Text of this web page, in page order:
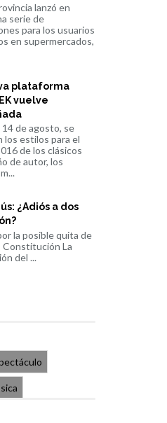
lanzó en
serie de
para los usuarios
en supermercados,
plataforma
vuelve
14 de agosto, se
los estilos para el
de los clásicos
de autor, los
¿Adiós a dos
la posible quita de
Constitución La
del ...